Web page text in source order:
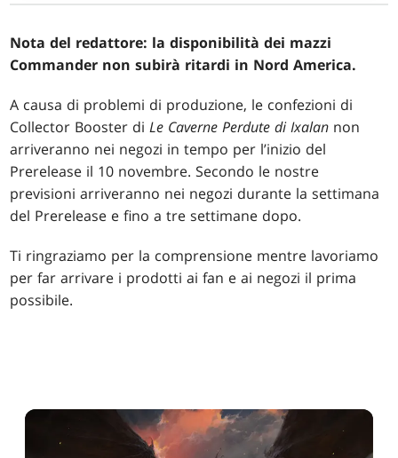
Nota del redattore: la disponibilità dei mazzi
Commander non subirà ritardi in Nord America.
A causa di problemi di produzione, le confezioni di
Collector Booster diLe Caverne Perdute di Ixalan non
arriveranno nei negozi in tempo per l’inizio del
Prerelease il 10 novembre. Secondo le nostre
previsioni arriveranno nei negozi durante la settimana
del Prerelease e fino a tre settimane dopo.
Ti ringraziamo per la comprensione mentre lavoriamo
per far arrivare i prodotti ai fan e ai negozi il prima
possibile.